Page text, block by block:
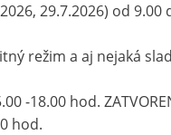
29.7.2026) od
režim a aj nejaká
-18.00 hod.
hod.